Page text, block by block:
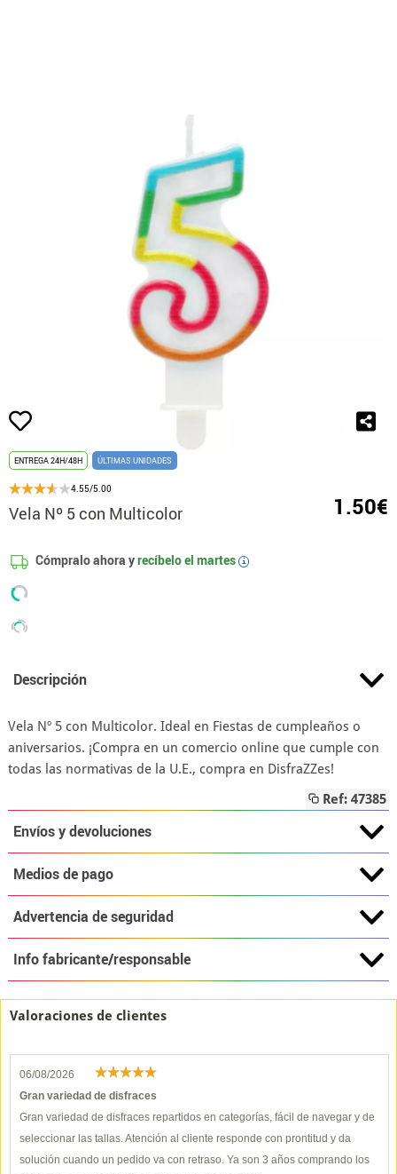
ENTREGA 24H/48H ÚLTIMAS UNIDADES
4.55/5.00
Vela Nº 5 con Multicolor 1.50€
Cómpralo ahora yrecíbelo el martes i
Descripción
Vela Nº 5 con Multicolor. Ideal en Fiestas de cumpleaños o
aniversarios. ¡Compra en un comercio online que cumple con
todas las normativas de la U.E., compra en DisfraZZes!
Ref: 47385
Envíos y devoluciones
Medios de pago
Advertencia de seguridad
Info fabricante/responsable
Valoraciones de clientes
06/08/2026
Gran variedad de disfraces
Gran variedad de disfraces repartidos en categorías, fácil de navegar y de
seleccionar las tallas. Atención al cliente responde con prontitud y da
solución cuando un pedido va con retraso. Ya son 3 años comprando los